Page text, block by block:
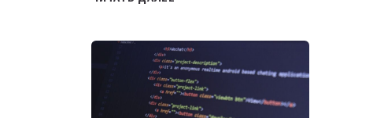
ПОЛЕЗНЫХ
ИНСТРУМЕНТОВ
ДЛЯ
РАБОТЫ